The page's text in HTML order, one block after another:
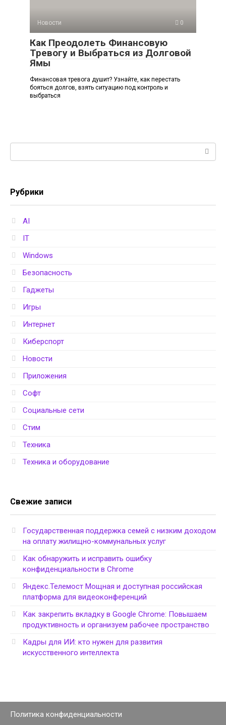
Новости 0
Как Преодолеть Финансовую
Тревогу и Выбраться из Долговой
Ямы
Финансовая тревога душит? Узнайте, как перестать
бояться долгов, взять ситуацию под контроль и
выбраться
Рубрики
AI
IT
Windows
Безопасность
Гаджеты
Игры
Интернет
Киберспорт
Новости
Приложения
Софт
Социальные сети
Стим
Техника
Техника и оборудование
Свежие записи
Государственная поддержка семей с низким доходом
на оплату жилищно-коммунальных услуг
Как обнаружить и исправить ошибку
конфиденциальности в Chrome
Яндекс.Телемост Мощная и доступная российская
платформа для видеоконференций
Как закрепить вкладку в Google Chrome: Повышаем
продуктивность и организуем рабочее пространство
Кадры для ИИ: кто нужен для развития
искусственного интеллекта
Политика конфиденциальности